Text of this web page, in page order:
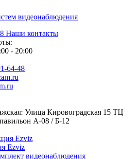
Наши контакты
- 20:00
64-48
Улица Кировоградская 15 ТЦ
А-08 / Б-12
Ezviz